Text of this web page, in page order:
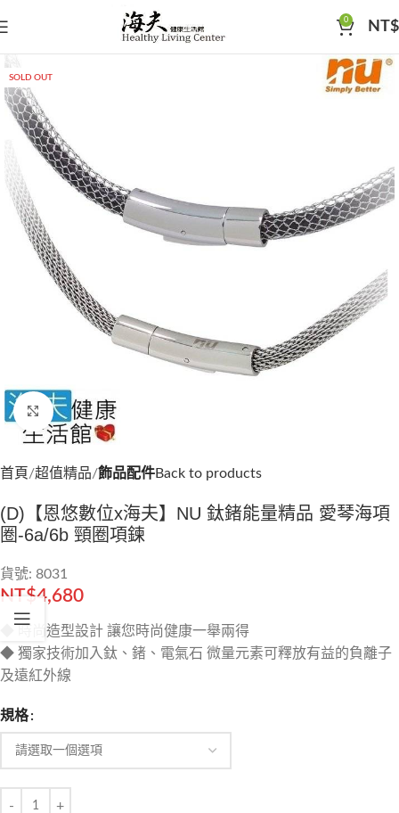
0 NT$
SOLD OUT
Click to enlarge
首頁 超值精品 飾品配件Back to products
(D)【恩悠數位x海夫】NU 鈦鍺能量精品 愛琴海項
圈-6a/6b 頸圈項鍊
貨號: 8031
NT$4,680
◆ 時尚造型設計 讓您時尚健康一舉兩得
◆ 獨家技術加入鈦、鍺、電氣石 微量元素可釋放有益的負離子
及遠紅外線
規格